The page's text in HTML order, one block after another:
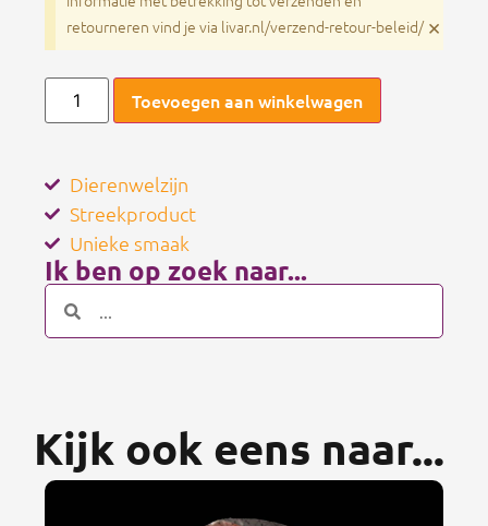
retourneren vind je via livar.nl/verzend-retour-beleid/ ×
Toevoegen aan winkelwagen
Dierenwelzijn
Streekproduct
Unieke smaak
Ik ben op zoek naar...
Kijk ook eens naar...